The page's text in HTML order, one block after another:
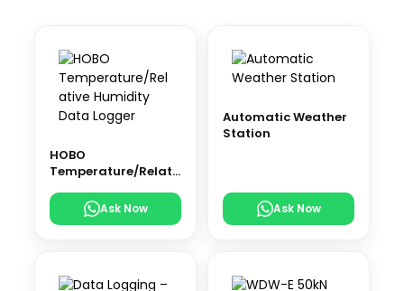
HOBO
Temperature/Relati
Logger Ask Now
Automatic Weather
Station
Ask Now